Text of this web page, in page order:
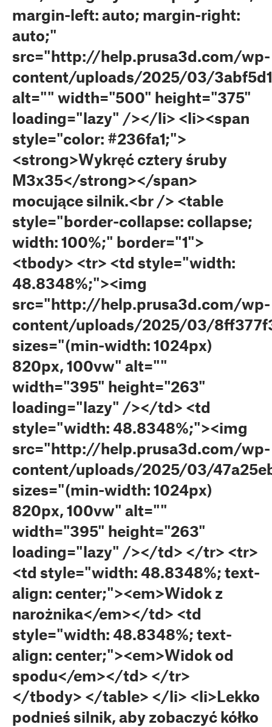
margin-left: auto; margin-right:
auto;"
src="http://help.prusa3d.com/wp-
content/uploads/2025/03/
alt="" width="500" height="375"
loading="lazy" /></li> <li><span
style="color: #236fa1;">
<strong>Wykręć cztery śruby
M3x35</strong></span>
mocujące silnik.<br /> <table
style="border-collapse: collapse;
width: 100%;" border="1">
<tbody> <tr> <td style="width:
48.8348%;"><img
src="http://help.prusa3d.com/wp-
content/uploads/2025/03/
sizes="(min-width: 1024px)
820px, 100vw" alt=""
width="395" height="263"
loading="lazy" /></td> <td
style="width: 48.8348%;"><img
src="http://help.prusa3d.com/wp-
content/uploads/2025/03/
sizes="(min-width: 1024px)
820px, 100vw" alt=""
width="395" height="263"
loading="lazy" /></td> </tr> <tr>
<td style="width: 48.8348%; text-
align: center;"><em>Widok z
narożnika</em></td> <td
style="width: 48.8348%; text-
align: center;"><em>Widok od
spodu</em></td> </tr>
</tbody> </table> </li> <li>Lekko
podnieś silnik, aby zobaczyć kółko